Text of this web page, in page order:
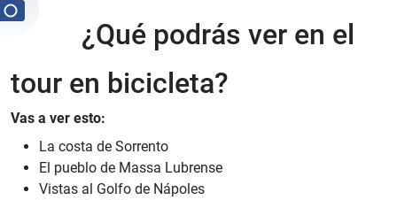
¿Qué podrás ver en el
tour en bicicleta?
Vas a ver esto:
La costa de Sorrento
El pueblo de Massa Lubrense
Vistas al Golfo de Nápoles